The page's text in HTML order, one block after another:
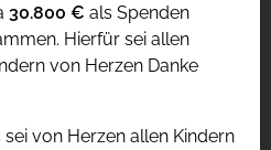
30.800 € als Spenden
Hierfür sei allen
von Herzen Danke
von Herzen allen Kindern